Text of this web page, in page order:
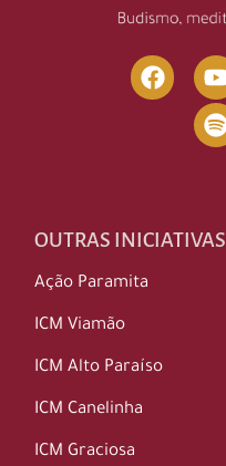
OUTRAS INICIATIVAS
Ação Paramita
ICM Viamão
ICM Alto Paraíso
ICM Canelinha
ICM Graciosa